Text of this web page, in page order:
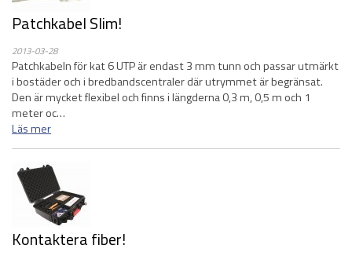
Patchkabel Slim!
2013-03-28
Patchkabeln för kat 6 UTP är endast 3 mm tunn och passar utmärkt
i bostäder och i bredbandscentraler där utrymmet är begränsat.
Den är mycket flexibel och finns i längderna 0,3 m, 0,5 m och 1
meter oc…
Läs mer
Kontaktera fiber!